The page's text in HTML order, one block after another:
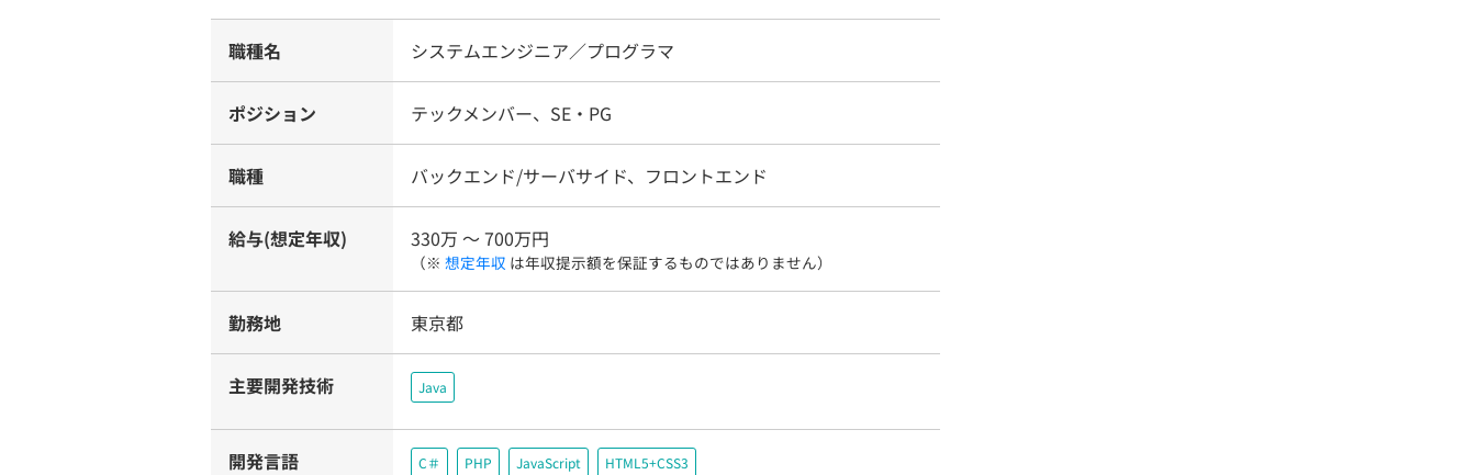
職種名 システムエンジニア／プログラマ
ポジション テックメンバー、SE・PG
職種 バックエンド/サーバサイド、フロントエンド
給与(想定年収) 330万 〜 700万円
（※ 想定年収 は年収提示額を保証するものではありません）
勤務地 東京都
主要開発技術 Java
開発言語 C＃ PHP JavaScript HTML5+CSS3